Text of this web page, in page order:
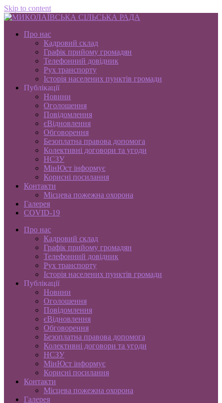
Skip to content
Про нас
Кадровий склад
Графік прийому громадян
Телефонний довідник
Рух транспорту
Історія населених пунктів громади
Публікації
Новини
Оголошення
Повідомлення
єВідновлення
Обговорення
Безоплатна правова допомога
Колективні договори та угоди
НСЗУ
МінЮст інформує
Корисні посилання
Контакти
Місцева пожежна охорона
Галерея
COVID-19
Про нас
Кадровий склад
Графік прийому громадян
Телефонний довідник
Рух транспорту
Історія населених пунктів громади
Публікації
Новини
Оголошення
Повідомлення
єВідновлення
Обговорення
Безоплатна правова допомога
Колективні договори та угоди
НСЗУ
МінЮст інформує
Корисні посилання
Контакти
Місцева пожежна охорона
Галерея